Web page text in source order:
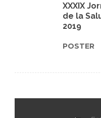
XXXIX
de la
2019
POSTER